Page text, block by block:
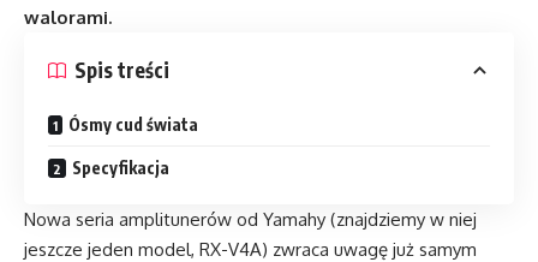
walorami.
Spis treści
Ósmy cud świata
Specyfikacja
Nowa seria amplitunerów od Yamahy (znajdziemy w niej
jeszcze jeden model, RX-V4A) zwraca uwagę już samym